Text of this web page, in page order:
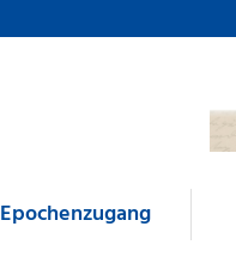
Epochenzugang